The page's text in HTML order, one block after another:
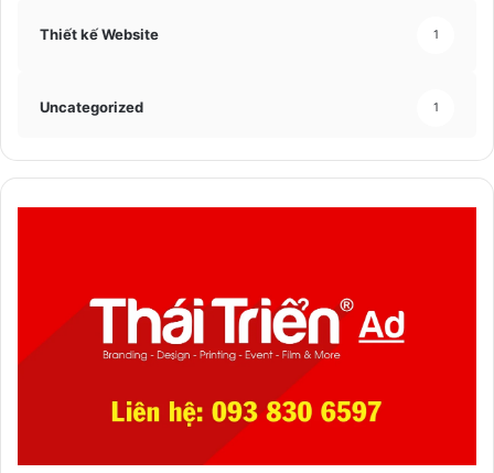
Thiết kế Website 1
Uncategorized 1